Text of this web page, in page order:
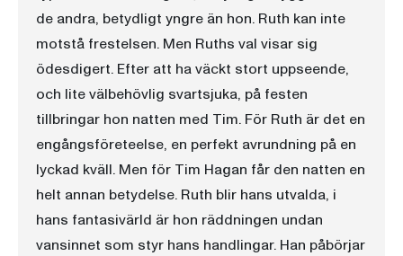
de andra, betydligt yngre än hon. Ruth kan inte
motstå frestelsen. Men Ruths val visar sig
ödesdigert. Efter att ha väckt stort uppseende,
och lite välbehövlig svartsjuka, på festen
tillbringar hon natten med Tim. För Ruth är det en
engångsföreteelse, en perfekt avrundning på en
lyckad kväll. Men för Tim Hagan får den natten en
helt annan betydelse. Ruth blir hans utvalda, i
hans fantasivärld är hon räddningen undan
vansinnet som styr hans handlingar. Han påbörjar